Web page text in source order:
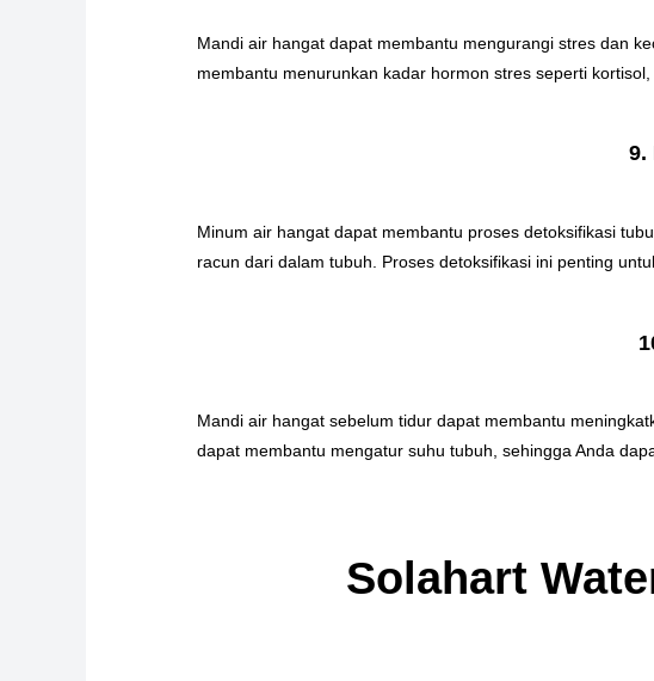
Mandi air hangat dapat membantu mengurangi stres dan
membantu menurunkan kadar hormon stres seperti
9.
Minum air hangat dapat membantu proses detoksifikasi
racun dari dalam tubuh. Proses detoksifikasi ini penting
Mandi air hangat sebelum tidur dapat membantu
dapat membantu mengatur suhu tubuh, sehingga Anda
Solahart